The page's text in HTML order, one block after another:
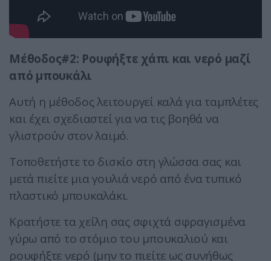
Μέθοδος#2: Ρουφήξτε χάπι και νερό μαζί
από μπουκάλι
Αυτή η μέθοδος λειτουργεί καλά για ταμπλέτες
και έχει σχεδιαστεί για να τις βοηθά να
γλιστρούν στον λαιμό.
Τοποθετήστε το δισκίο στη γλώσσα σας και
μετά πιείτε μια γουλιά νερό από ένα τυπικό
πλαστικό μπουκαλάκι.
Κρατήστε τα χείλη σας σφιχτά σφραγισμένα
γύρω από το στόμιο του μπουκαλιού και
ρουφήξτε νερό (μην το πιείτε ως συνήθως